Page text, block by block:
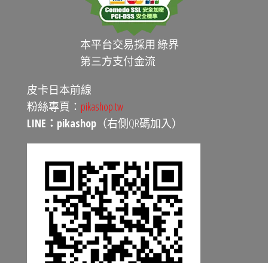
本平台交易採用 綠界
第三方支付金流
皮卡日本前線
粉絲專頁： pikashop.tw
LINE：pikashop （右側QR碼加入）